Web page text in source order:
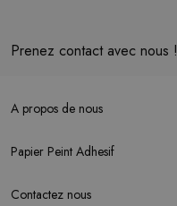
Prenez contact avec nous !
A propos de nous
Papier Peint Adhesif
Contactez nous